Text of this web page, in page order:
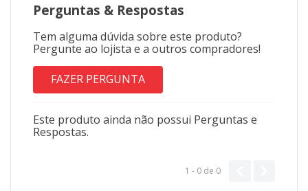
Perguntas & Respostas
Tem alguma dúvida sobre este produto?
Pergunte ao lojista e a outros compradores!
FAZER PERGUNTA
Este produto ainda não possui Perguntas e
Respostas.
1 - 0 de 0